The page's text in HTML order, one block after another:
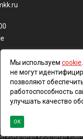
ОБРАТНЫЙ ЗВОНОК
и
кабельная
Мы используем cookie
не могут
позволяют
работоспособность
улучшать качество
ОК